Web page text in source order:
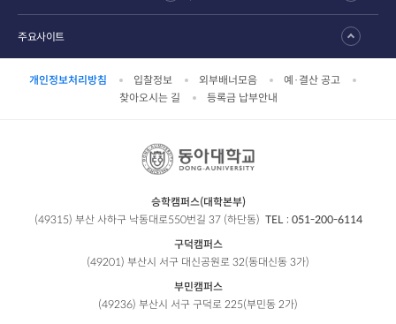
개인정보처리방침 입찰정보 외부배너모음
예·결산 공고
찾아오시는 길
등록금 납부안내
주요사이트
승학캠퍼스(대학본부)
(49315) 부산 사하구 낙동대로550번길 37 (하단동) TEL : 051-200-6114
구덕캠퍼스
(49201) 부산시 서구 대신공원로 32(동대신동 3가)
부민캠퍼스
(49236) 부산시 서구 구덕로 225(부민동 2가)